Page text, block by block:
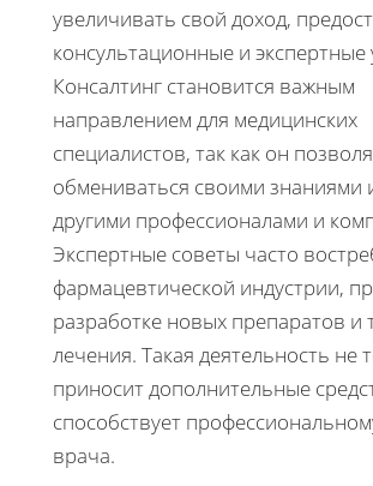
увеличивать свой доход,
консультационные и экспертные
Консалтинг становится важным
направлением для медицинских
специалистов, так как он
обмениваться своими знаниями
другими профессионалами и
Экспертные советы часто
фармацевтической индустрии,
разработке новых препаратов и
лечения. Такая деятельность не
приносит дополнительные
способствует
врача.